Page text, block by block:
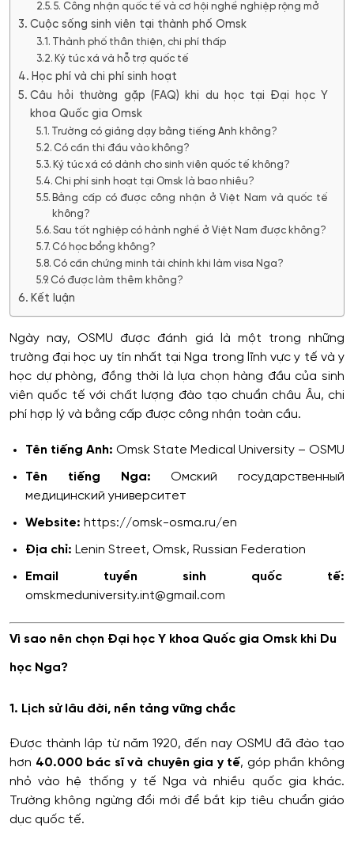
5. Công nhận quốc tế và cơ hội nghề nghiệp rộng mở
Cuộc sống sinh viên tại thành phố Omsk
Thành phố thân thiện, chi phí thấp
Ký túc xá và hỗ trợ quốc tế
Học phí và chi phí sinh hoạt
Câu hỏi thường gặp (FAQ) khi du học tại Đại học Y
khoa Quốc gia Omsk
Trường có giảng dạy bằng tiếng Anh không?
Có cần thi đầu vào không?
Ký túc xá có dành cho sinh viên quốc tế không?
Chi phí sinh hoạt tại Omsk là bao nhiêu?
Bằng cấp có được công nhận ở Việt Nam và quốc tế
không?
Sau tốt nghiệp có hành nghề ở Việt Nam được không?
Có học bổng không?
Có cần chứng minh tài chính khi làm visa Nga?
Có được làm thêm không?
Kết luận
Ngày nay, OSMU được đánh giá là một trong những
trường đại học uy tín nhất tại Nga trong lĩnh vực y tế và y
học dự phòng, đồng thời là lựa chọn hàng đầu của sinh
viên quốc tế với chất lượng đào tạo chuẩn châu Âu, chi
phí hợp lý và bằng cấp được công nhận toàn cầu.
Tên tiếng Anh: Omsk State Medical University – OSMU
Tên tiếng Nga:Омский государственный
медицинский университет
Website: https://omsk-osma.ru/en
Địa chỉ: Lenin Street, Omsk, Russian Federation
Email tuyển sinh quốc tế:
omskmeduniversity.int@gmail.com
Vì sao nên chọn Đại học Y khoa Quốc gia Omsk khi Du
học Nga?
1. Lịch sử lâu đời, nền tảng vững chắc
Được thành lập từ năm 1920, đến nay OSMU đã đào tạo
hơn 40.000 bác sĩ và chuyên gia y tế, góp phần không
nhỏ vào hệ thống y tế Nga và nhiều quốc gia khác.
Trường không ngừng đổi mới để bắt kịp tiêu chuẩn giáo
dục quốc tế.